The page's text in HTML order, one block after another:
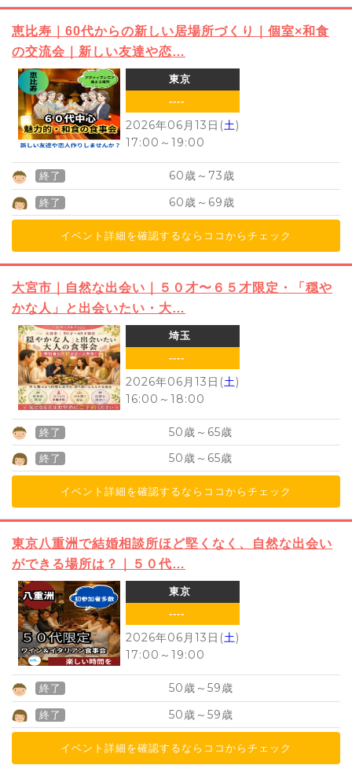
恵比寿｜60代からの新しい居場所づくり｜個室×和食
の交流会｜新しい友達や恋…
東京
----
2026年06月13日(土)
17:00 ～ 19:00
終了 60歳～ 73歳
終了 60歳～ 69歳
イベント詳細を確認するならココからチェック
大宮市｜自然な出会い｜５０才〜６５才限定・「穏や
かな人」と出会いたい・大…
埼玉
----
2026年06月13日(土)
16:00 ～ 18:00
終了 50歳～ 65歳
終了 50歳～ 65歳
イベント詳細を確認するならココからチェック
東京八重洲で結婚相談所ほど堅くなく、自然な出会い
ができる場所は？｜５０代…
東京
----
2026年06月13日(土)
17:00 ～ 19:00
終了 50歳～ 59歳
終了 50歳～ 59歳
イベント詳細を確認するならココからチェック